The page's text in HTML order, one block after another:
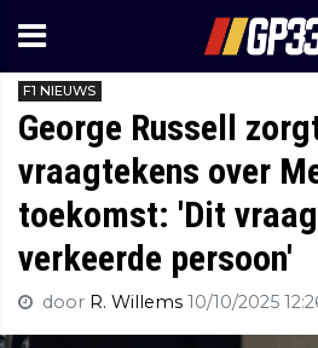
F1 NIEUWS
George Russell
vraagtekens over
toekomst: 'Dit
verkeerde persoon'
door R. Willems 10/10/2025